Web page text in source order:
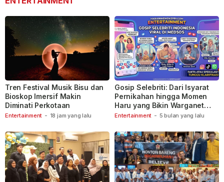
Entertainment - 18 jam yang lalu
Tren Festival Musik Bisu dan
Bioskop Imersif Makin
Diminati Perkotaan
Entertainment - 5 bulan yang lalu
Gosip Selebriti: Dari Isyarat
Pernikahan hingga Momen
Haru yang Bikin Warganet
Berspekulasi